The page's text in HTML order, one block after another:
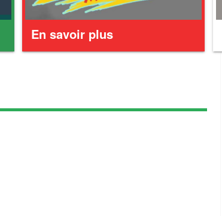
En savoir plus